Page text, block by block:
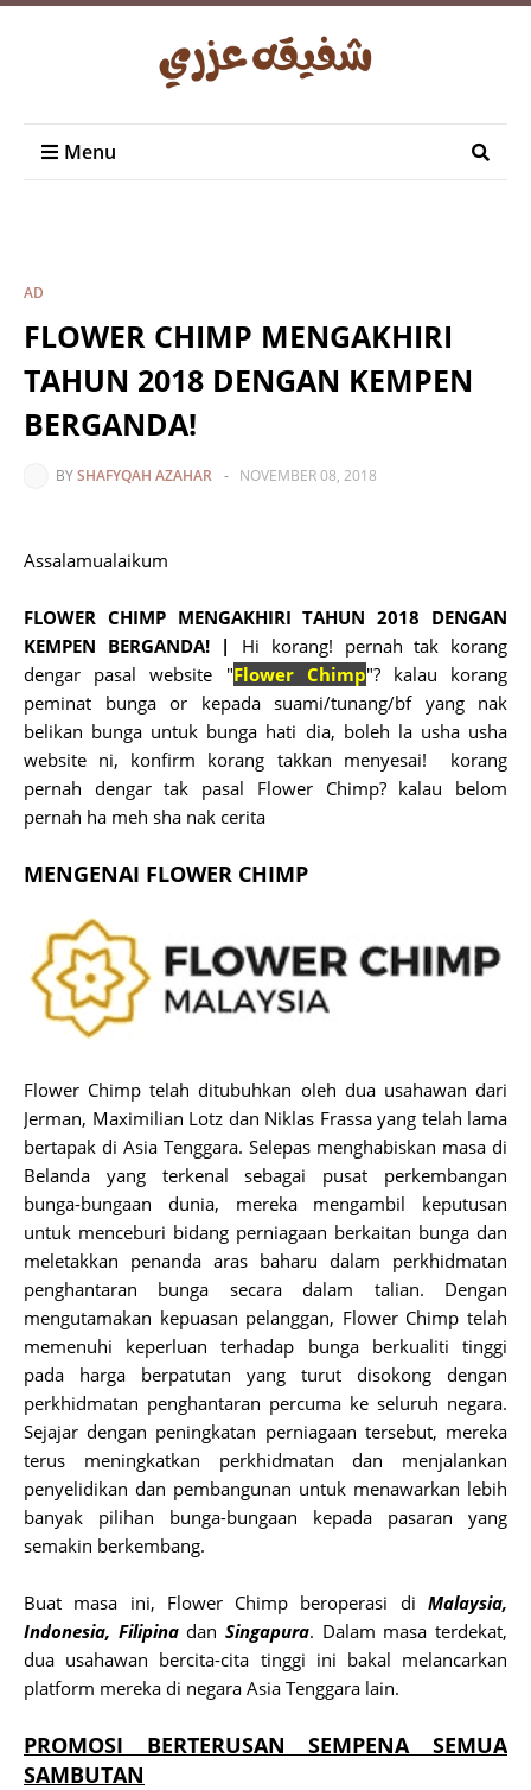
Menu
AD
FLOWER CHIMP MENGAKHIRI
TAHUN 2018 DENGAN KEMPEN
BERGANDA!
BYSHAFYQAH AZAHAR - NOVEMBER 08, 2018
Assalamualaikum
FLOWER CHIMP MENGAKHIRI TAHUN 2018 DENGAN
KEMPEN BERGANDA! | Hi korang! pernah tak korang
dengar pasal website "Flower Chimp"? kalau korang
peminat bunga or kepada suami/tunang/bf yang nak
belikan bunga untuk bunga hati dia, boleh la usha usha
website ni, konfirm korang takkan menyesai! korang
pernah dengar tak pasal Flower Chimp? kalau belom
pernah ha meh sha nak cerita
MENGENAI FLOWER CHIMP
Flower Chimp telah ditubuhkan oleh dua usahawan dari
Jerman, Maximilian Lotz dan Niklas Frassa yang telah lama
bertapak di Asia Tenggara. Selepas menghabiskan masa di
Belanda yang terkenal sebagai pusat perkembangan
bunga-bungaan dunia, mereka mengambil keputusan
untuk menceburi bidang perniagaan berkaitan bunga dan
meletakkan penanda aras baharu dalam perkhidmatan
penghantaran bunga secara dalam talian. Dengan
mengutamakan kepuasan pelanggan, Flower Chimp telah
memenuhi keperluan terhadap bunga berkualiti tinggi
pada harga berpatutan yang turut disokong dengan
perkhidmatan penghantaran percuma ke seluruh negara.
Sejajar dengan peningkatan perniagaan tersebut, mereka
terus meningkatkan perkhidmatan dan menjalankan
penyelidikan dan pembangunan untuk menawarkan lebih
banyak pilihan bunga-bungaan kepada pasaran yang
semakin berkembang.
Buat masa ini, Flower Chimp beroperasi di Malaysia,
Indonesia, FilipinadanSingapura. Dalam masa terdekat,
dua usahawan bercita-cita tinggi ini bakal melancarkan
platform mereka di negara Asia Tenggara lain.
PROMOSI BERTERUSAN SEMPENA SEMUA
SAMBUTAN